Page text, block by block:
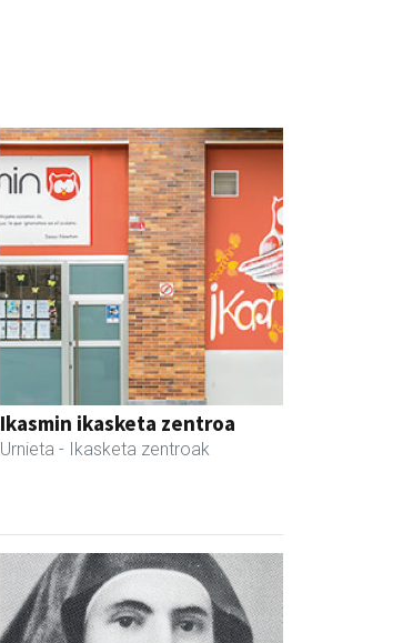
Ikasmin ikasketa zentroa
Urnieta - Ikasketa zentroak